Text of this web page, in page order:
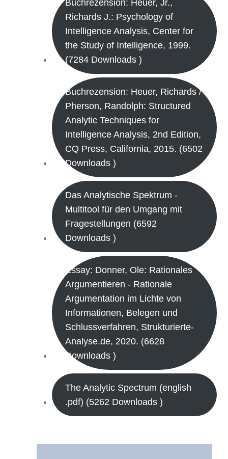
Buchrezension: Heuer, Jr.,
Richards J.: Psychology of
Intelligence Analysis, Center for
the Study of Intelligence, 1999.
(7284 Downloads )
Buchrezension: Heuer, Richards /
Pherson, Randolph: Structured
Analytic Techniques for
Intelligence Analysis, 2nd Edition,
CQ Press, California, 2015. (6502
Downloads )
Das Analytische Spektrum -
Multitool für den Umgang mit
Fragestellungen (6592
Downloads )
Essay: Donner, Ole: Rationales
Argumentieren - Rationale
Argumentation im Lichte von
Informationen, Belegen und
Schlussverfahren, Strukturierte-
Analyse.de, 2020. (6628
Downloads )
The Analytic Spectrum (english
.pdf) (5262 Downloads )